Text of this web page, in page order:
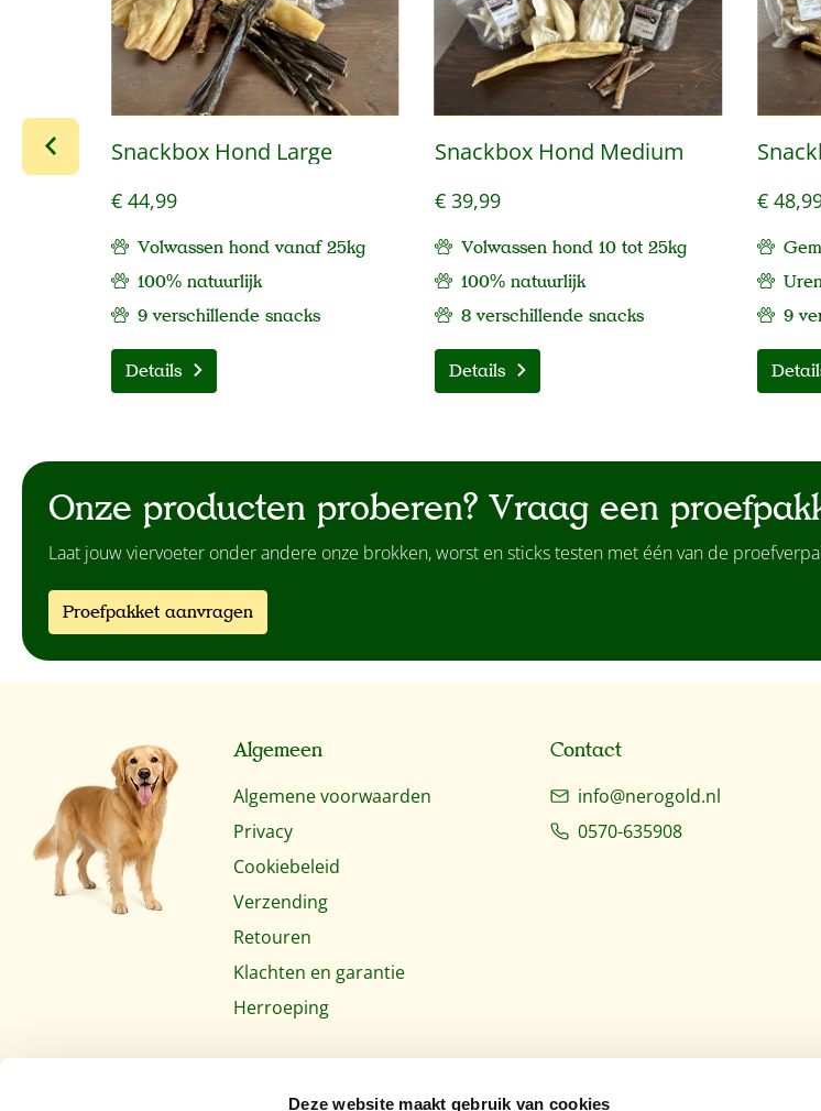
Deze website maakt gebruik van cookies
Snackbox Hond Large
€ 44,99
Volwassen hond vanaf 25kg
100% natuurlijk
9 verschillende snacks
Details
Snackbox Hond Medium
€ 39,99
Volwassen hond 10 tot 25kg
100% natuurlijk
8 verschillende snacks
Details
€
9
Onze producten proberen? Vraag een
Laat jouw viervoeter onder andere onze brokken, worst en sticks testen met één van de
Proefpakket aanvragen
Algemeen
Algemene voorwaarden
Privacy
Cookiebeleid
Verzending
Retouren
Klachten en garantie
Herroeping
Contact
info@nerogold.nl
0570-635908